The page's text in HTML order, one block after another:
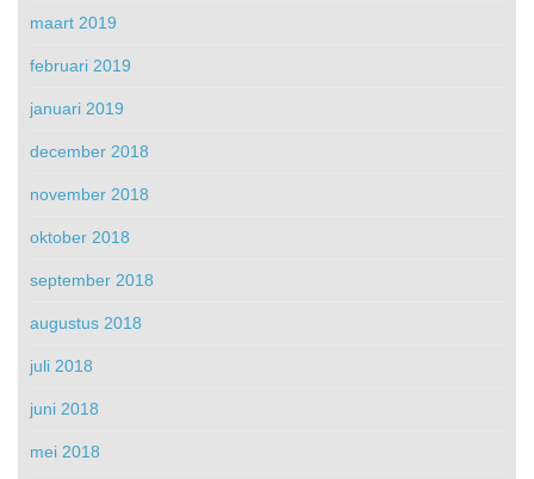
maart 2019
februari 2019
januari 2019
december 2018
november 2018
oktober 2018
september 2018
augustus 2018
juli 2018
juni 2018
mei 2018